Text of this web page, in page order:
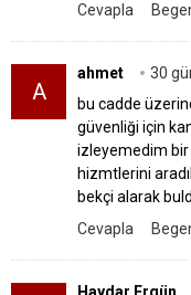
Cevapla
A
ahmet
30
bu cadde
güvenliği için
izleyemedim
hizmtlerini
bekçi alarak
Cevapla
Haydar Ergün